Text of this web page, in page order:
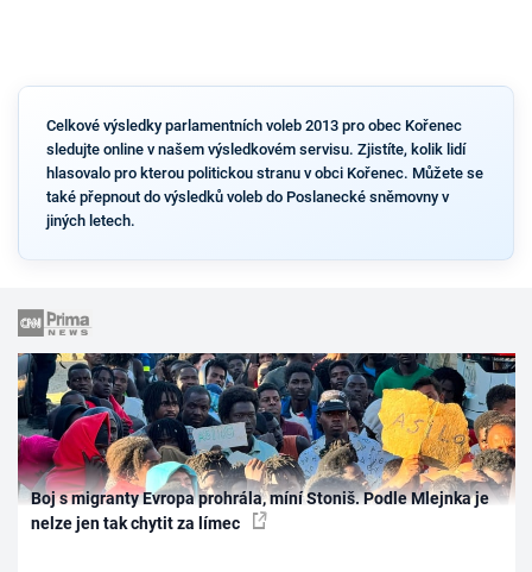
Celkové výsledky parlamentních voleb 2013 pro obec Kořenec
sledujte online v našem výsledkovém servisu. Zjistíte, kolik lidí
hlasovalo pro kterou politickou stranu v obci Kořenec. Můžete se
také přepnout do výsledků voleb do Poslanecké sněmovny v
jiných letech.
Boj s migranty Evropa prohrála, míní Stoniš. Podle Mlejnka je
nelze jen tak chytit za límec